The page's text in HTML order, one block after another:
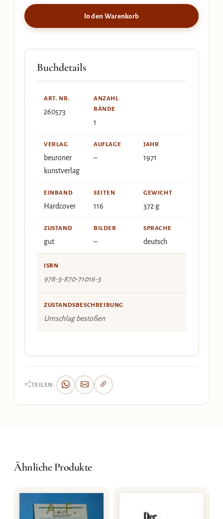
In den Warenkorb
Buchdetails
ART. NR.
260573
ANZAHL
BÄNDE
1
VERLAG
beuroner
kunstverlag
AUFLAGE
–
JAHR
1971
EINBAND
Hardcover
SEITEN
116
GEWICHT
372 g
ZUSTAND
gut
BILDER
–
SPRACHE
deutsch
ISBN
978-3-870-71016-3
ZUSTANDSBESCHREIBUNG
Umschlag bestoßen
TEILEN:
Ähnliche Produkte